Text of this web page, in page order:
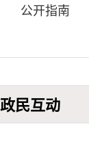
公开指南
政民互动